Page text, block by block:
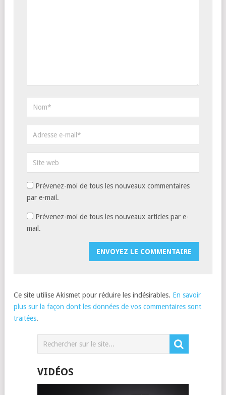
Prévenez-moi de tous les nouveaux commentaires
par e-mail.
Prévenez-moi de tous les nouveaux articles par e-
mail.
Ce site utilise Akismet pour réduire les indésirables. En savoir
plus sur la façon dont les données de vos commentaires sont
traitées.
VIDÉOS